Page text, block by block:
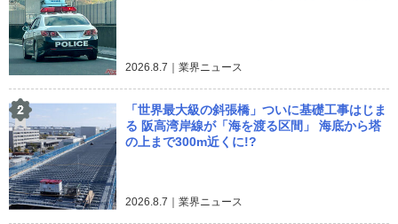
2026.8.7｜業界ニュース
「世界最大級の斜張橋」ついに基礎工事はじま
る 阪高湾岸線が「海を渡る区間」 海底から塔
の上まで300m近くに!?
2026.8.7｜業界ニュース